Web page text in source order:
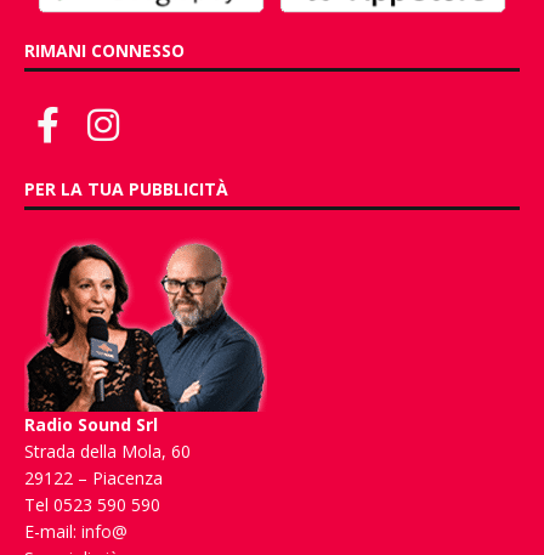
RIMANI CONNESSO
PER LA TUA PUBBLICITÀ
Radio Sound Srl
Strada della Mola, 60
29122 – Piacenza
Tel 0523 590 590
E-mail: info@